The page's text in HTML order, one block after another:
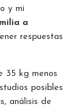
y mi
a
respuestas
35 kg menos
posibles
análisis de